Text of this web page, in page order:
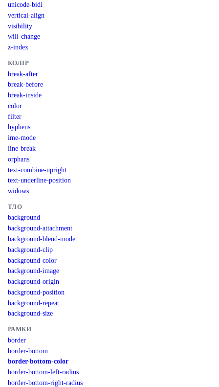
unicode-bidi
vertical-align
visibility
will-change
z-index
КОЛІР
break-after
break-before
break-inside
color
filter
hyphens
ime-mode
line-break
orphans
text-combine-upright
text-underline-position
widows
ТЛО
background
background-attachment
background-blend-mode
background-clip
background-color
background-image
background-origin
background-position
background-repeat
background-size
РАМКИ
border
border-bottom
border-bottom-color
border-bottom-left-radius
border-bottom-right-radius